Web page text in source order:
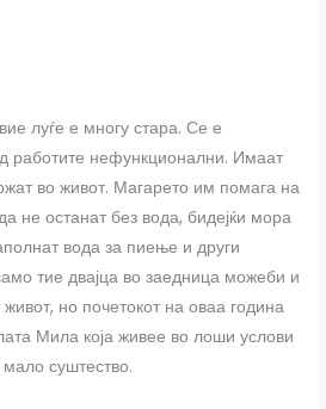
луѓе е многу стара. Се е
работите нефункционални. Имаат
во живот. Магарето им помага на
не останат без вода, бидејќи мора
вода за пиење и други
тие двајца во заедница можеби и
но почетокот на оваа година
Мила која живее во лоши услови
суштество.